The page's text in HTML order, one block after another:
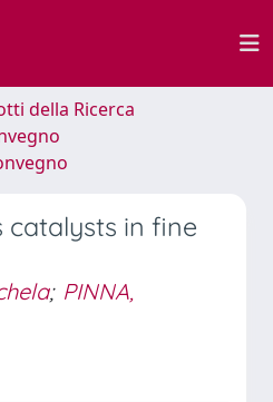
della Ricerca
catalysts in fine
; PINNA,